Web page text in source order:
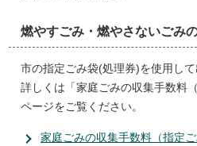
燃やすごみ・燃やさないごみ
市の指定ごみ袋(処理券)を使用して
詳しくは「家庭ごみの収集手数料
ページをご覧ください。
家庭ごみの収集手数料（指定ご